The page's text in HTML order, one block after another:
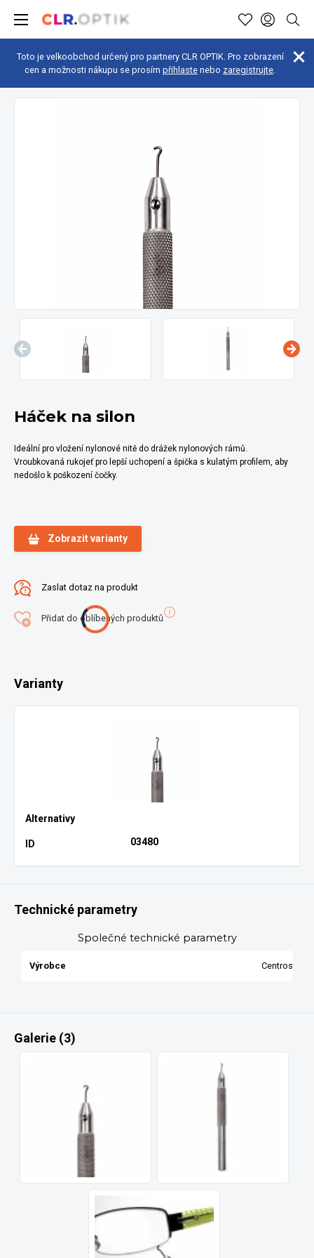
Toto je velkoobchod určený pro partnery CLR OPTIK. Pro zobrazení
cen a možnosti nákupu se prosím přihlaste nebo zaregistrujte.
Optická dílna Nářadí Kleště
Háček na silon
Ideální pro vložení nylonové nitě do drážek nylonových rámů.
Vroubkovaná rukojeť pro lepší uchopení a špička s kulatým profilem, aby
nedošlo k poškození čočky.
Zobrazit varianty
Zaslat dotaz na produkt
Přidat do oblíbených produktů
Varianty
03480
Technické parametry
Společné technické parametry
Výrobce Centrostyle
Galerie (3)